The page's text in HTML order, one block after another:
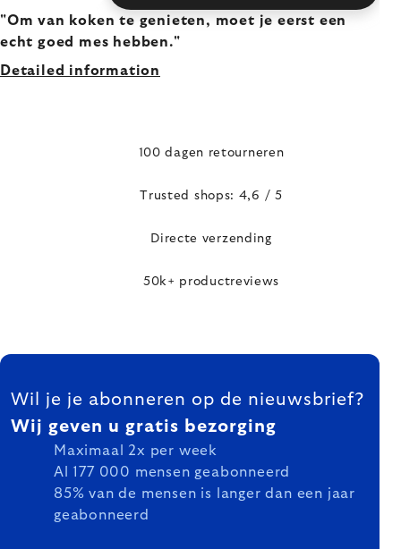
"Om van koken te genieten, moet je eerst een
echt goed mes hebben."
Detailed information
100 dagen retourneren
Trusted shops: 4,6 / 5
Directe verzending
50k+ productreviews
FOOTER
Wil je je abonneren op de nieuwsbrief?
Wij geven u gratis bezorging
Maximaal 2x per week
Al 177 000 mensen geabonneerd
85% van de mensen is langer dan een jaar
geabonneerd